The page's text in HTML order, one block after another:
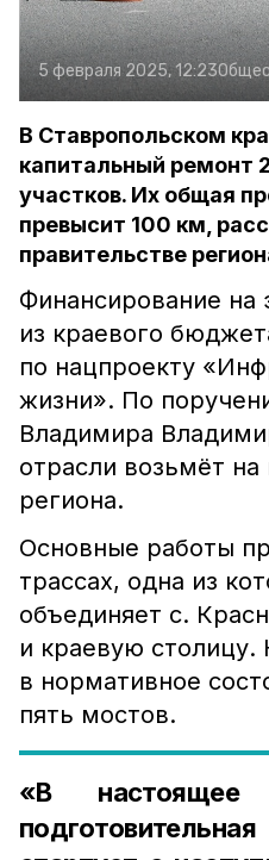
5 февраля 2025, 12:23
В Ставропольском
капитальный ремонт
участков. Их общая
превысит 100 км,
правительстве
Финансирование на
из краевого
по нацпроекту
жизни». По
Владимира
отрасли возьмёт
региона.
Основные работы
трассах, одна из
объединяет с.
и краевую столицу.
в нормативное
пять мостов.
«В настоящее